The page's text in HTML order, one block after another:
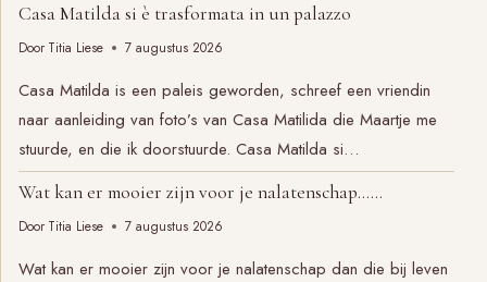
Casa Matilda si è trasformata in un palazzo
Door Titia Liese 7 augustus 2026
Casa Matilda is een paleis geworden, schreef een vriendin
naar aanleiding van foto’s van Casa Matilida die Maartje me
stuurde, en die ik doorstuurde. Casa Matilda si…
Wat kan er mooier zijn voor je nalatenschap……
Door Titia Liese 7 augustus 2026
Wat kan er mooier zijn voor je nalatenschap dan die bij leven